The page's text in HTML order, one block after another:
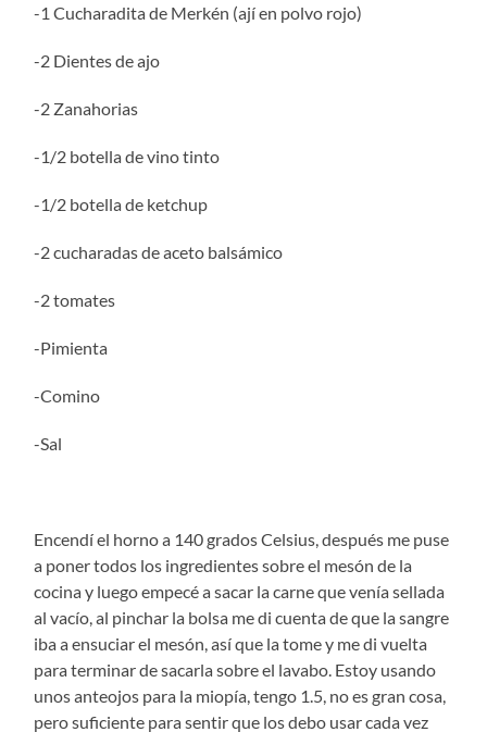
-1 Cucharadita de Merkén (ají en polvo rojo)
-2 Dientes de ajo
-2 Zanahorias
-1/2 botella de vino tinto
-1/2 botella de ketchup
-2 cucharadas de aceto balsámico
-2 tomates
-Pimienta
-Comino
-Sal
Encendí el horno a 140 grados Celsius, después me puse
a poner todos los ingredientes sobre el mesón de la
cocina y luego empecé a sacar la carne que venía sellada
al vacío, al pinchar la bolsa me di cuenta de que la sangre
iba a ensuciar el mesón, así que la tome y me di vuelta
para terminar de sacarla sobre el lavabo. Estoy usando
unos anteojos para la miopía, tengo 1.5, no es gran cosa,
pero suficiente para sentir que los debo usar cada vez